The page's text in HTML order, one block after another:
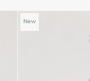
New